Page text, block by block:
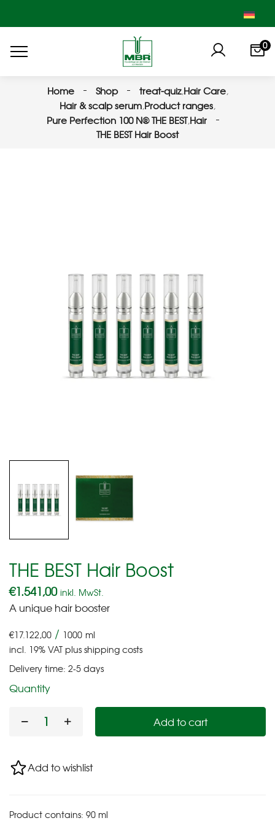
0
Home Shop treat-quiz,Hair Care,
Hair & scalp serum,Product ranges,
Pure Perfection 100 N® THE BEST,Hair
THE BEST Hair Boost
THE BEST Hair Boost
€1.541,00 inkl. MwSt.
A unique hair booster
€17.122,00 / 1000 ml
incl. 19% VATplusshipping costs
Delivery time: 2-5 days
Quantity
Add to cart
Add to wishlist
Product contains: 90ml